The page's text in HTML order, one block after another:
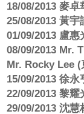
18/08/2013 麥
25/08/2013 黃
01/09/2013 盧
08/09/2013 Mr.
Mr. Rocky Lee
15/09/2013 徐
22/09/2013 黎
29/09/2013 沈